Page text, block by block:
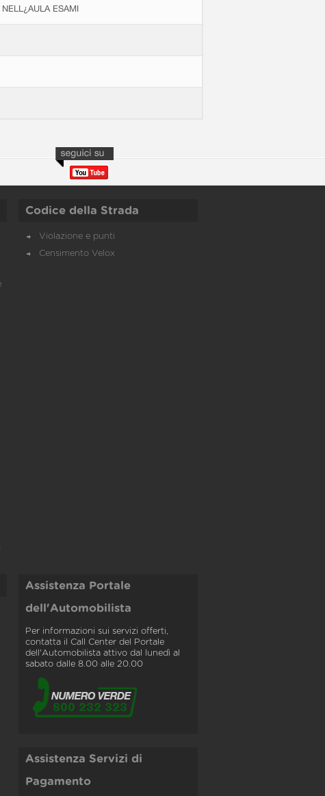
ESAMI
Codice della Strada
Violazione e punti
Censimento Velox
Assistenza Portale
dell'Automobilista
Per informazioni sui servizi offerti,
contatta il Call Center del Portale
dell'Automobilista attivo dal lunedì al
sabato dalle 8.00 alle 20.00
Assistenza Servizi di
Pagamento